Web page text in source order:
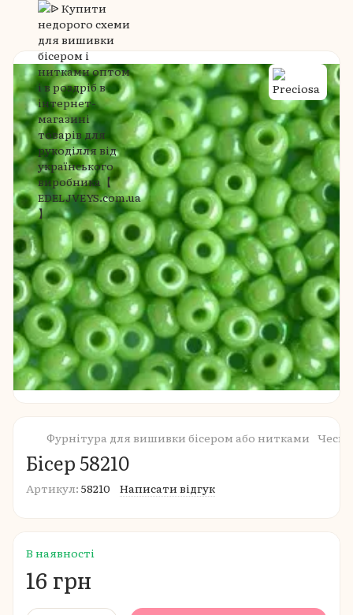
Фурнітура для вишивки бісером або нитками
Бісер 58210
Артикул: 58210 Написати відгук
В наявності
16 грн